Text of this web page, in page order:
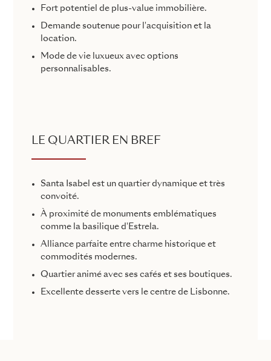
Fort potentiel de plus-value immobilière.
Demande soutenue pour l'acquisition et la
location.
Mode de vie luxueux avec options
personnalisables.
LE QUARTIER EN BREF
Santa Isabel est un quartier dynamique et très
convoité.
À proximité de monuments emblématiques
comme la basilique d'Estrela.
Alliance parfaite entre charme historique et
commodités modernes.
Quartier animé avec ses cafés et ses boutiques.
Excellente desserte vers le centre de Lisbonne.